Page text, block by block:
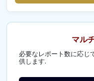
マル
必要なレポート数に応じ
供します.